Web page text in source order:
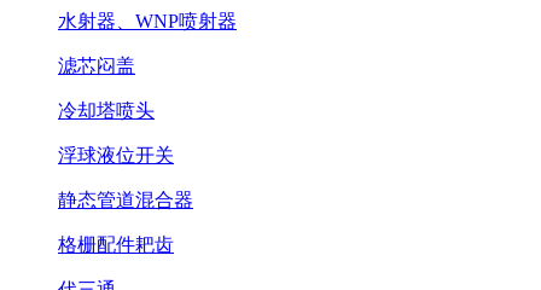
水射器、WNP喷射器
滤芯闷盖
冷却塔喷头
浮球液位开关
静态管道混合器
格栅配件耙齿